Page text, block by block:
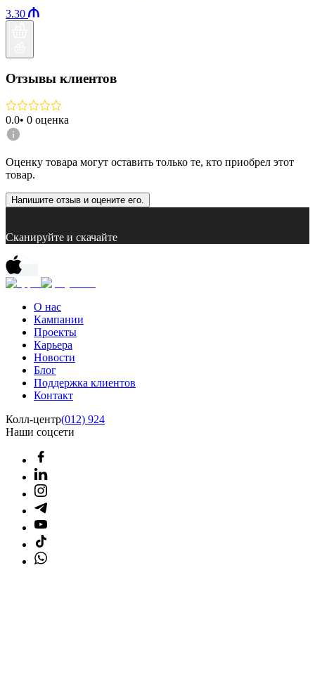
3.30
Отзывы клиентов
0.0• 0 оценка
Оценку товара могут оставить только те, кто приобрел этот
товар.
Напишите отзыв и оцените его.
Сканируйте и скачайте
О нас
Кампании
Проекты
Карьера
Новости
Блог
Поддержка клиентов
Контакт
Колл-центр(012) 924
Наши соцсети